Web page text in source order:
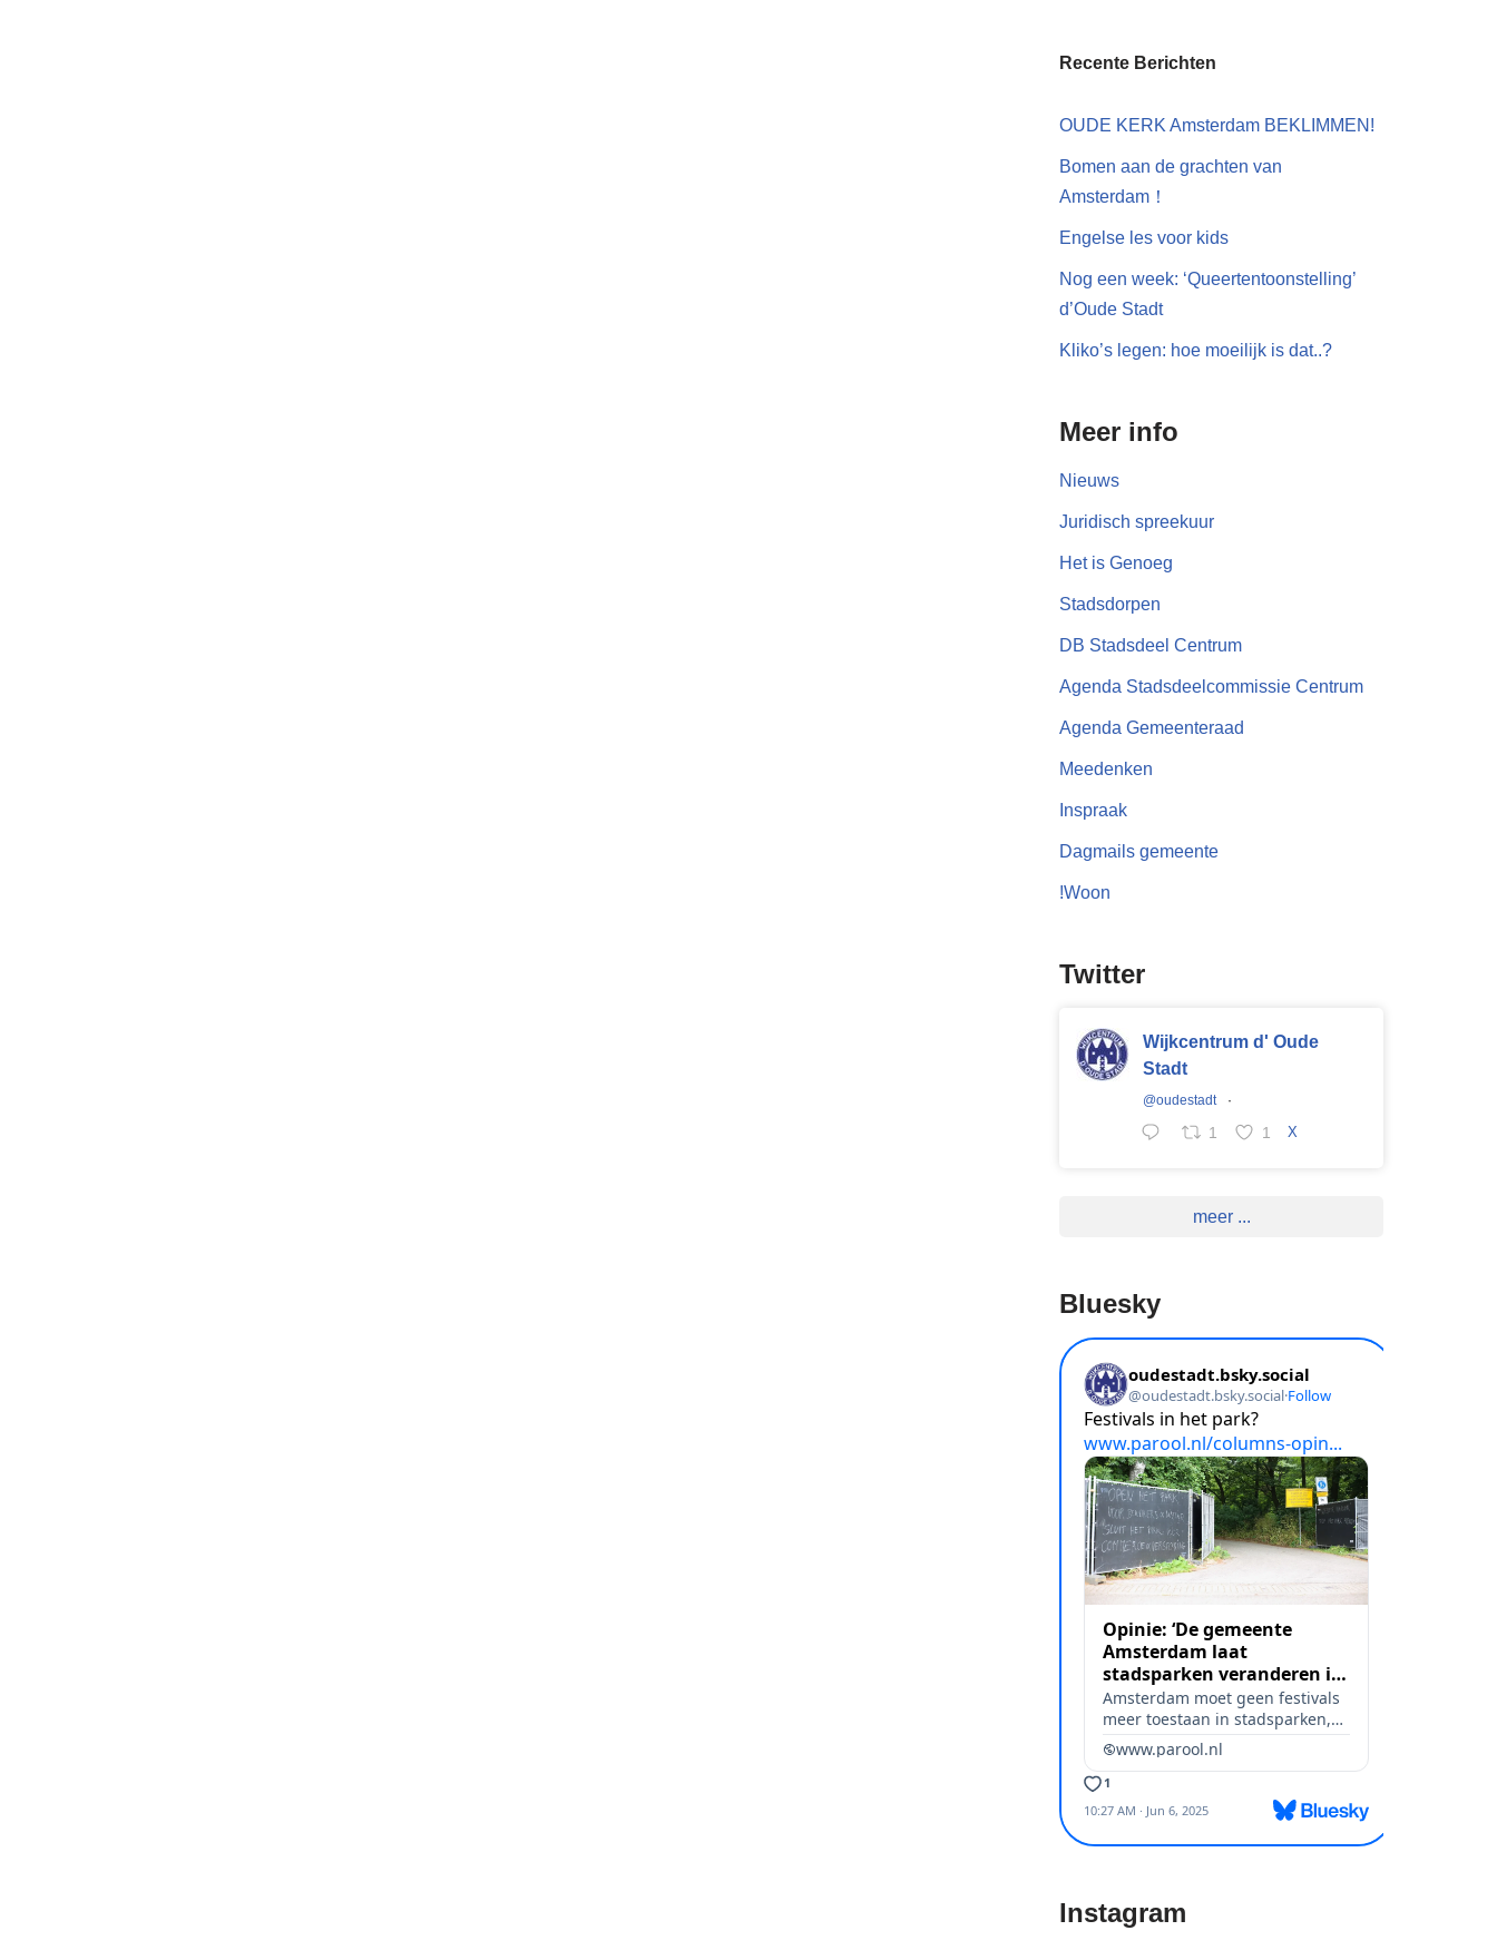
Recente Berichten
OUDE KERK Amsterdam BEKLIMMEN!
Bomen aan de grachten van
Amsterdam！
Engelse les voor kids
Nog een week: ‘Queertentoonstelling’
d’Oude Stadt
Kliko’s legen: hoe moeilijk is dat..?
Meer info
Nieuws
Juridisch spreekuur
Het is Genoeg
Stadsdorpen
DB Stadsdeel Centrum
Agenda Stadsdeelcommissie Centrum
Agenda Gemeenteraad
Meedenken
Inspraak
Dagmails gemeente
!Woon
Twitter
Wijkcentrum d' Oude
Stadt
@oudestadt ·
1 1 X
meer ...
Bluesky
Instagram